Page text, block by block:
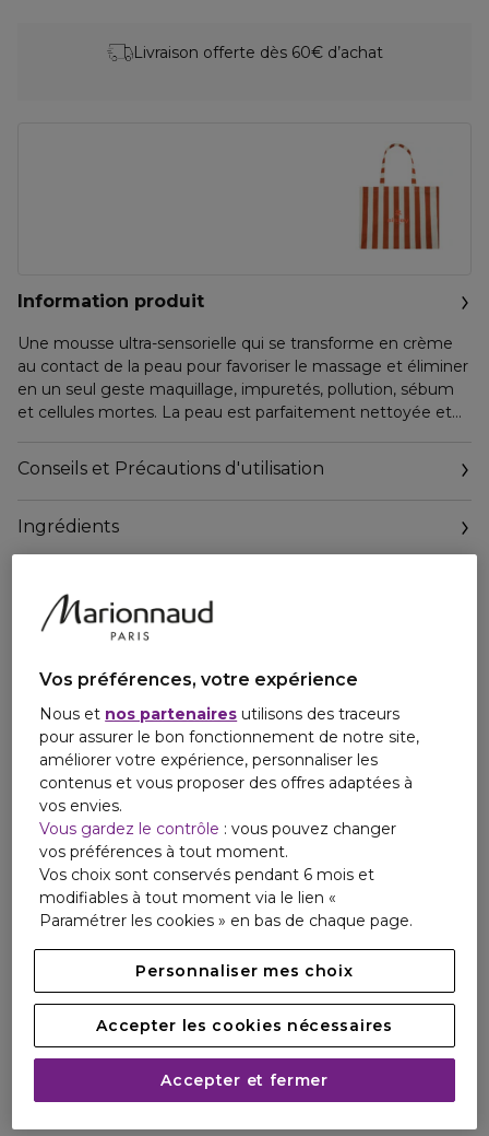
Livraison offerte dès 60€ d’achat
Information produit
Une mousse ultra-sensorielle qui se transforme en crème
au contact de la peau pour favoriser le massage et éliminer
en un seul geste maquillage, impuretés, pollution, sébum
et cellules mortes. La peau est parfaitement nettoyée et
plus éclatant.
Conseils et Précautions d'utilisation
Ingrédients
Vos préférences, votre expérience
Nous et nos partenaires utilisons des traceurs
pour assurer le bon fonctionnement de notre site,
améliorer votre expérience, personnaliser les
contenus et vous proposer des offres adaptées à
vos envies.
Vous gardez le contrôle : vous pouvez changer
vos préférences à tout moment.
Vos choix sont conservés pendant 6 mois et
modifiables à tout moment via le lien «
Paramétrer les cookies » en bas de chaque page.
Personnaliser mes choix
Accepter les cookies nécessaires
Accepter et fermer